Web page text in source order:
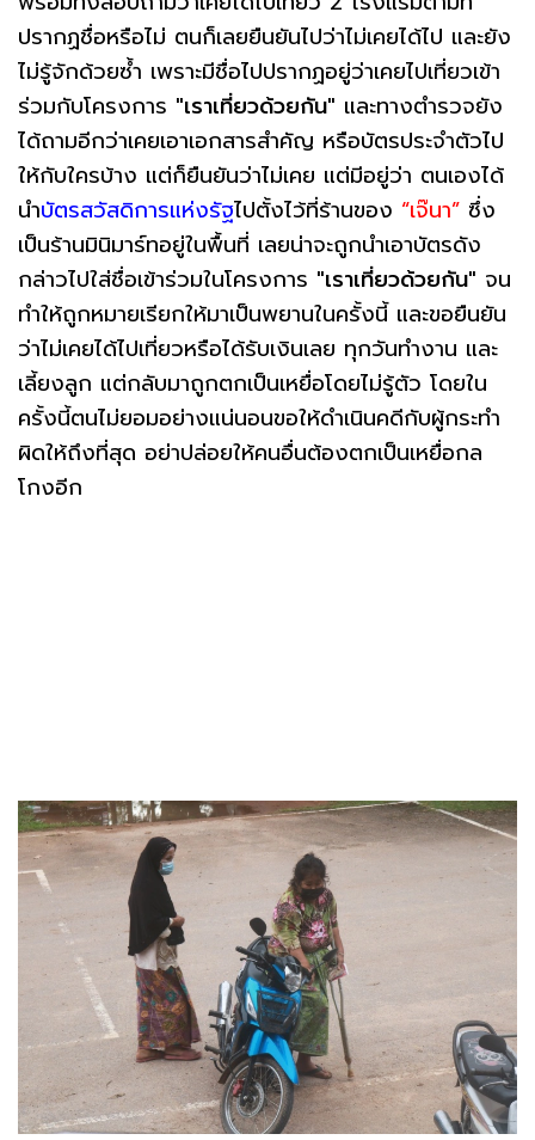
ปรากฏชื่อหรือไม่ ตนก็เลยยืนยันไปว่าไม่เคยได้ไป และยัง
ไม่รู้จักด้วยซ้ำ เพราะมีชื่อไปปรากฏอยู่ว่าเคยไปเที่ยวเข้า
ร่วมกับโครงการ "เราเที่ยวด้วยกัน" และทางตำรวจยัง
ได้ถามอีกว่าเคยเอาเอกสารสำคัญ หรือบัตรประจำตัวไป
ให้กับใครบ้าง แต่ก็ยืนยันว่าไม่เคย แต่มีอยู่ว่า ตนเองได้
นำบัตรสวัสดิการแห่งรัฐไปตั้งไว้ที่ร้านของ “เจ๊นา” ซึ่ง
เป็นร้านมินิมาร์ทอยู่ในพื้นที่ เลยน่าจะถูกนำเอาบัตรดัง
กล่าวไปใส่ชื่อเข้าร่วมในโครงการ "เราเที่ยวด้วยกัน" จน
ทำให้ถูกหมายเรียกให้มาเป็นพยานในครั้งนี้ และขอยืนยัน
ว่าไม่เคยได้ไปเที่ยวหรือได้รับเงินเลย ทุกวันทำงาน และ
เลี้ยงลูก แต่กลับมาถูกตกเป็นเหยื่อโดยไม่รู้ตัว โดยใน
ครั้งนี้ตนไม่ยอมอย่างแน่นอนขอให้ดำเนินคดีกับผู้กระทำ
ผิดให้ถึงที่สุด อย่าปล่อยให้คนอื่นต้องตกเป็นเหยื่อกล
โกงอีก